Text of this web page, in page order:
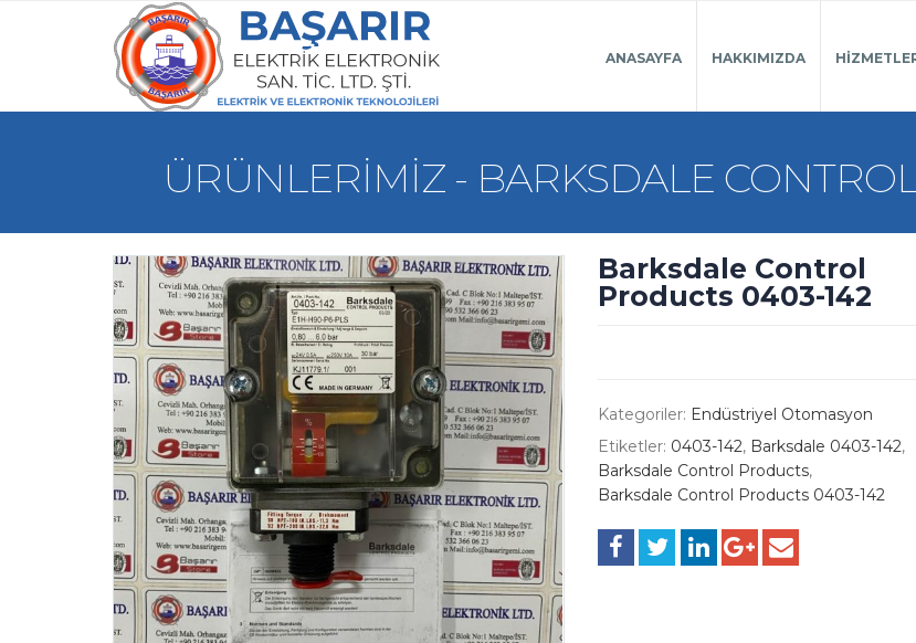
ANASAYFA HAKKIMIZDA
ÜRÜNLERIMIZ - BARKSDALE
Barksdale Control
Products 0403-142
Kategoriler: Endüstriyel Otomasyon
Etiketler: 0403-142, Barksdale 0403-142,
Barksdale Control Products,
Barksdale Control Products 0403-142